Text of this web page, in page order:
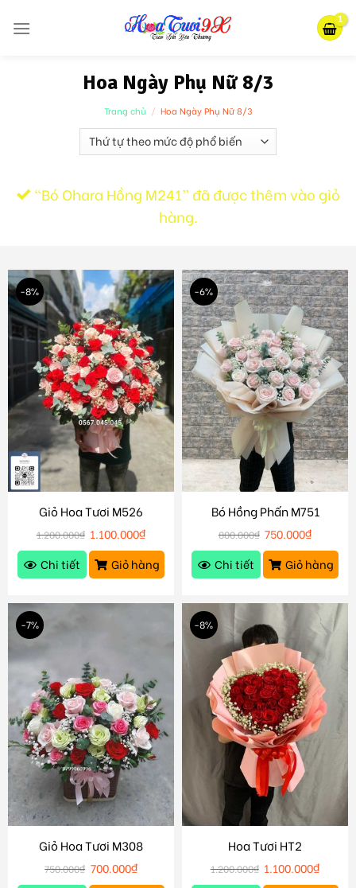
Hoa Ngày Phụ Nữ 8/3
Trang chủ / Hoa Ngày Phụ Nữ 8/3
“Bó Ohara Hồng M241” đã được thêm vào giỏ
hàng.
-8%
Giỏ Hoa Tươi M526
1.200.000₫ 1.100.000₫
Chi tiết
Giỏ hàng
-6%
Bó Hồng Phấn M751
800.000₫ 750.000₫
Chi tiết
Giỏ hàng
-7%
Giỏ Hoa Tươi M308
750.000₫ 700.000₫
-8%
Hoa Tươi HT2
1.200.000₫ 1.100.000₫